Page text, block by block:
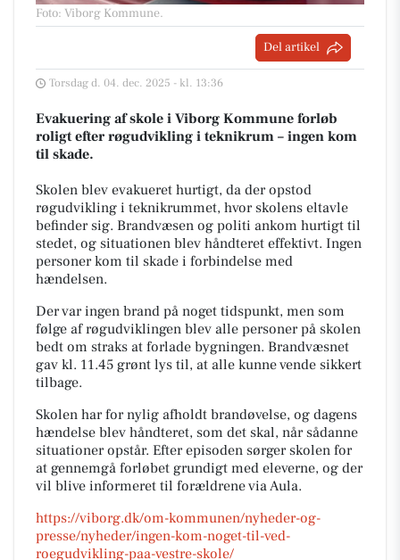
Foto: Viborg Kommune.
Del artikel
Torsdag d. 04. dec. 2025 - kl. 13:36
Evakuering af skole i Viborg Kommune forløb
roligt efter røgudvikling i teknikrum – ingen kom
til skade.
Skolen blev evakueret hurtigt, da der opstod
røgudvikling i teknikrummet, hvor skolens eltavle
befinder sig. Brandvæsen og politi ankom hurtigt til
stedet, og situationen blev håndteret effektivt. Ingen
personer kom til skade i forbindelse med
hændelsen.
Der var ingen brand på noget tidspunkt, men som
følge af røgudviklingen blev alle personer på skolen
bedt om straks at forlade bygningen. Brandvæsnet
gav kl. 11.45 grønt lys til, at alle kunne vende sikkert
tilbage.
Skolen har for nylig afholdt brandøvelse, og dagens
hændelse blev håndteret, som det skal, når sådanne
situationer opstår. Efter episoden sørger skolen for
at gennemgå forløbet grundigt med eleverne, og der
vil blive informeret til forældrene via Aula.
https://viborg.dk/om-kommunen/nyheder-og-
presse/nyheder/ingen-kom-noget-til-ved-
roegudvikling-paa-vestre-skole/